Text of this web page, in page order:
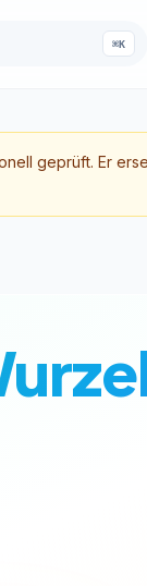
⌘K
geprüft. Er